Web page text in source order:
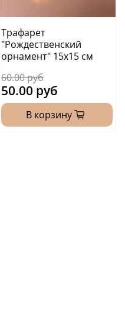
Трафарет
"Рождественский
орнамент" 15х15 см
60.00 руб
50.00 руб
В корзину